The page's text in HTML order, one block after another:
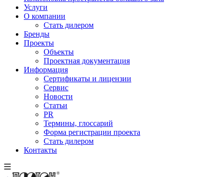
Услуги
О компании
Стать дилером
Бренды
Проекты
Объекты
Проектная документация
Информация
Сертификаты и лицензии
Сервис
Новости
Статьи
PR
Термины, глоссарий
Форма регистрации проекта
Стать дилером
Контакты